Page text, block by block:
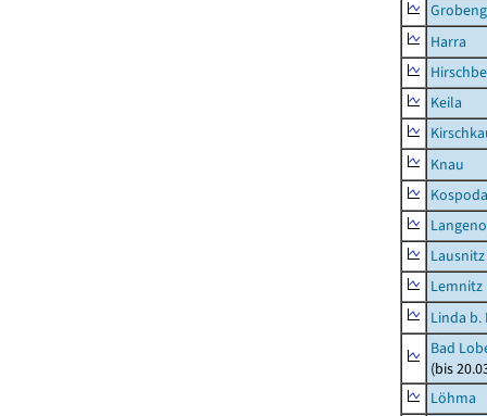
Harra
Keila
Knau
Kospoda
Lemnitz
Linda b.
Bad
(bis
Löhma